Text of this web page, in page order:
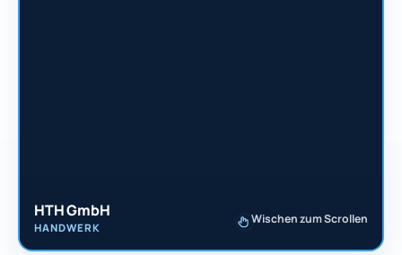
HTH GmbH
HANDWERK
Wischen zum Scrollen